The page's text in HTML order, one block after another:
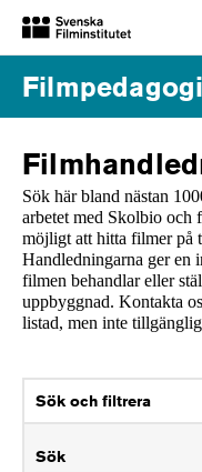
Sök här bland nästan
arbetet med Skolbio
möjligt att hitta filmer på
Handledningarna ger en
filmen behandlar eller
uppbyggnad. Kontakta
listad, men inte
Sök och filtrera
Sök